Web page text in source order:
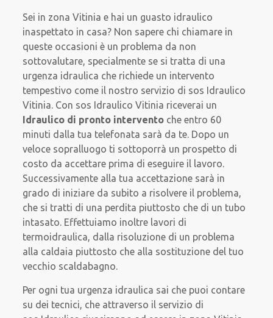
Sei in zona Vitinia e hai un guasto idraulico
inaspettato in casa? Non sapere chi chiamare in
queste occasioni è un problema da non
sottovalutare, specialmente se si tratta di una
urgenza idraulica che richiede un intervento
tempestivo come il nostro servizio di sos Idraulico
Vitinia. Con sos Idraulico Vitinia riceverai un
Idraulico di pronto intervento che entro 60
minuti dalla tua telefonata sarà da te. Dopo un
veloce sopralluogo ti sottoporrà un prospetto di
costo da accettare prima di eseguire il lavoro.
Successivamente alla tua accettazione sarà in
grado di iniziare da subito a risolvere il problema,
che si tratti di una perdita piuttosto che di un tubo
intasato. Effettuiamo inoltre lavori di
termoidraulica, dalla risoluzione di un problema
alla caldaia piuttosto che alla sostituzione del tuo
vecchio scaldabagno.
Per ogni tua urgenza idraulica sai che puoi contare
su dei tecnici, che attraverso il servizio di